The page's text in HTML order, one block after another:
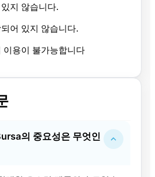
지 않습니다.
어 있지 않습니다.
이용이 불가능합니다
의 중요성은 무엇인